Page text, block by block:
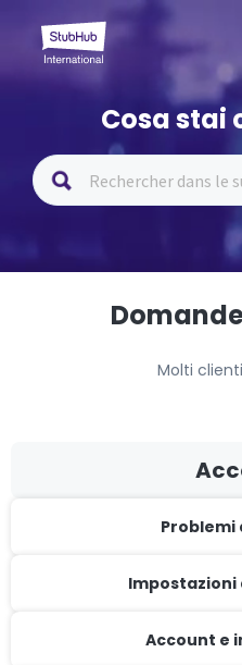
Cosa stai
Molti
Problemi
Account e